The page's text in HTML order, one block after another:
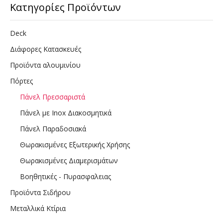
Κατηγορίες Προϊόντων
Deck
Διάφορες Κατασκευές
Προϊόντα αλουμινίου
Πόρτες
Πάνελ Πρεσσαριστά
Πάνελ με Inox Διακοσμητικά
Πάνελ Παραδοσιακά
Θωρακισμένες Εξωτερικής Χρήσης
Θωρακισμένες Διαμερισμάτων
Βοηθητικές - Πυρασφαλειας
Προϊόντα Σιδήρου
Μεταλλικά Κτίρια